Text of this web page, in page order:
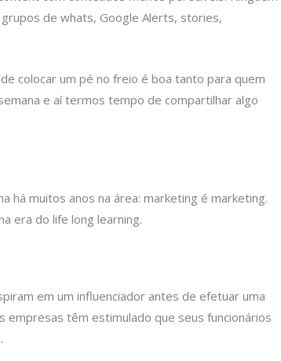
de whats, Google Alerts, stories,
colocar um pé no freio é boa tanto para quem
e aí termos tempo de compartilhar algo
há muitos anos na área: marketing é marketing.
era do life long learning.
em um influenciador antes de efetuar uma
empresas têm estimulado que seus funcionários